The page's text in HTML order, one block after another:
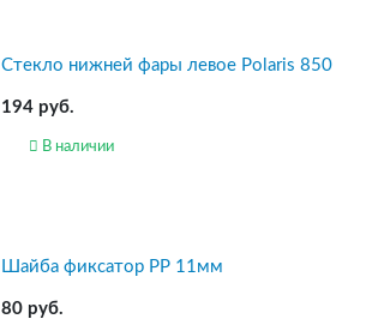
Стекло нижней фары левое Polaris 850
194 руб.
В наличии
Шайба фиксатор PP 11мм
80 руб.